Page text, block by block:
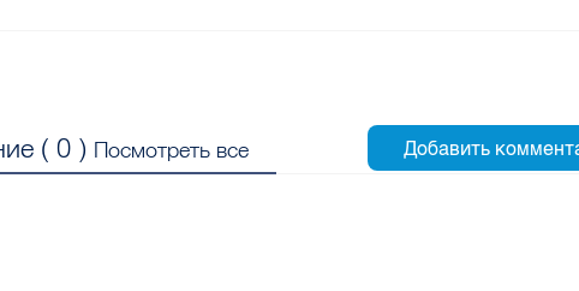
(0 ) Посмотреть все